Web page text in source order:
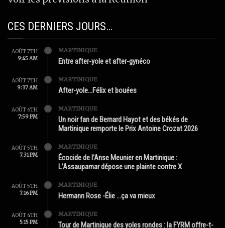
CES DERNIERS JOURS…
AOÛT 7TH
9:45 AM
MARTINIQUE
Entre after-yole et after-gynéco
AOÛT 7TH
9:37 AM
MARTINIQUE
After-yole…Félix et bouées
AOÛT 6TH
7:59 PM
MARTINIQUE
Un noir fan de Bernard Hayot et des békés de
Martinique remporte le Prix Antoine Crozat 2026
AOÛT 5TH
7:31 PM
MARTINIQUE
Écocide de l’Anse Meunier en Martinique :
L’Assaupamar dépose une plainte contre X
AOÛT 5TH
7:16 PM
MARTINIQUE
Hermann Rose -Élie …ça va mieux
AOÛT 4TH
5:15 PM
MARTINIQUE
Tour de Martinique des yoles rondes : la FYRM offre-t-